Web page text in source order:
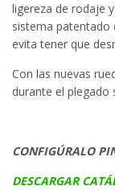
ligereza de rodaje
sistema patentado
evita tener que
Con las nuevas
durante el plegado
CONFIGÚRALO
DESCARGAR